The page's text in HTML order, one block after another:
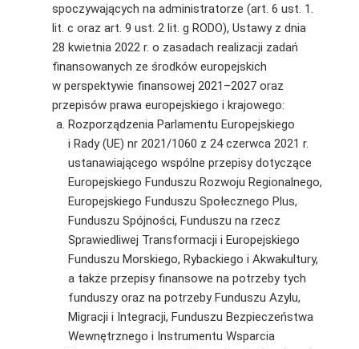
spoczywających na administratorze (art. 6 ust. 1.
lit. c oraz art. 9 ust. 2 lit. g RODO), Ustawy z dnia
28 kwietnia 2022 r. o zasadach realizacji zadań
finansowanych ze środków europejskich
w perspektywie finansowej 2021–2027 oraz
przepisów prawa europejskiego i krajowego:
Rozporządzenia Parlamentu Europejskiego
i Rady (UE) nr 2021/1060 z 24 czerwca 2021 r.
ustanawiającego wspólne przepisy dotyczące
Europejskiego Funduszu Rozwoju Regionalnego,
Europejskiego Funduszu Społecznego Plus,
Funduszu Spójności, Funduszu na rzecz
Sprawiedliwej Transformacji i Europejskiego
Funduszu Morskiego, Rybackiego i Akwakultury,
a także przepisy finansowe na potrzeby tych
funduszy oraz na potrzeby Funduszu Azylu,
Migracji i Integracji, Funduszu Bezpieczeństwa
Wewnętrznego i Instrumentu Wsparcia